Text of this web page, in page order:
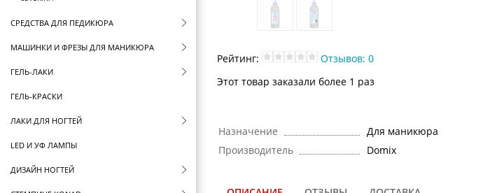
СРЕДСТВА ДЛЯ ПЕДИКЮРА
МАШИНКИ И ФРЕЗЫ ДЛЯ МАНИКЮРА
ГЕЛЬ-ЛАКИ
ГЕЛЬ-КРАСКИ
ЛАКИ ДЛЯ НОГТЕЙ
LED И УФ ЛАМПЫ
ДИЗАЙН НОГТЕЙ
Рейтинг:
Отзывов: 0
Этот товар заказали более 1 раз
Назначение
Для маникюра
Производитель
Domix